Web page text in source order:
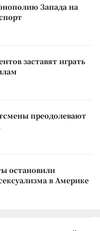
Запада на
заставят играть
преодолевают
остановили
в Америке